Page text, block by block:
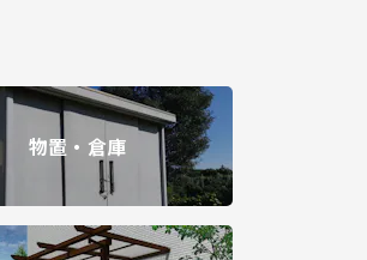
物置・倉庫